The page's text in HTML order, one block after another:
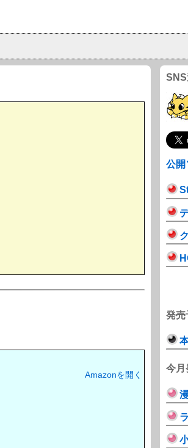
Amazonを開く
公開
発売
今月